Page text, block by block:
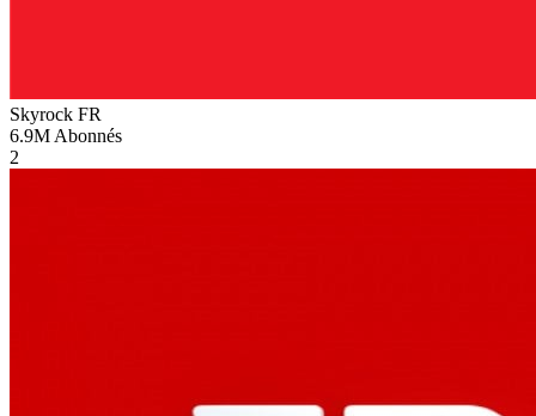
Skyrock FR
6.9M Abonnés
2